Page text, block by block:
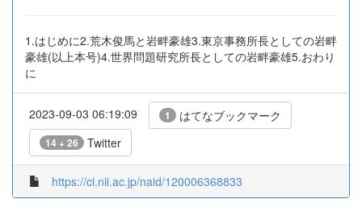
1.はじめに2.荒木俊馬と岩畔豪雄3.東京事務所長としての岩畔
豪雄(以上本号)4.世界問題研究所長としての岩畔豪雄5.おわり
に
2023-09-03 06:19:09 1 はてなブックマーク
14 + 26 Twitter
https://ci.nii.ac.jp/naid/120006368833